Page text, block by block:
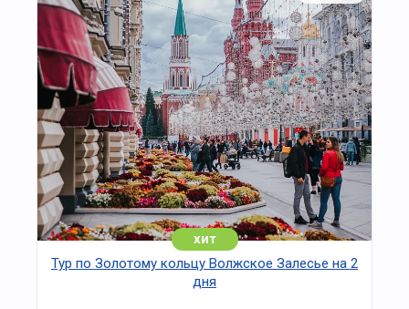
хит
Тур по Золотому кольцу Волжское Залесье на 2
дня